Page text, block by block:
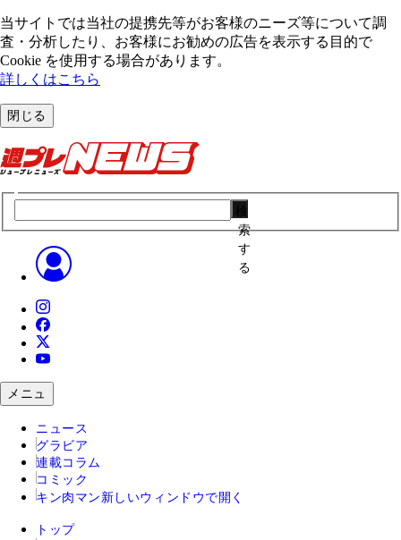
当サイトでは当社の提携先等がお客様のニーズ等について調
査・分析したり、お客様にお勧めの広告を表⽰する⽬的で
Cookie を使⽤する場合があります。
詳しくはこちら
閉じる
索
す
る
メニュ
ニュース
グラビア
連載コラム
コミック
キン肉マン 新しいウィンドウで開く
トップ